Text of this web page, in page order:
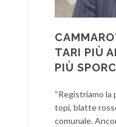
TARI PIÙ
PIÙ
“Registriamo
topi, blatte
comunale.